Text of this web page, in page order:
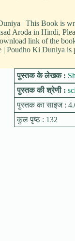
| This Book is
Aroda in Hindi,
link of the
Poudho Ki Duniya is
पुस्तक के लेखक :
पुस्तक की श्रेणी :
पुस्तक का साइज :
कुल पृष्ठ : 132